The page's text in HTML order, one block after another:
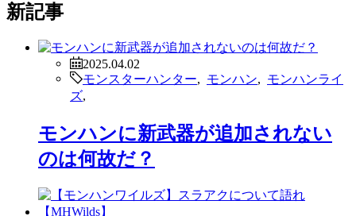
新記事
2025.04.02
モンスターハンター
モンハン
モンハンライ
ズ
モンハンに新武器が追加されない
のは何故だ？